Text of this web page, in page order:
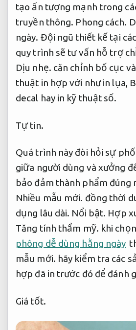
tạo ấn tượng mạnh trong
truyền thông. Phong cách.
ngày. Đội ngũ thiết kế tại
quy trình sẽ tư vấn hỗ trợ
Dịu nhẹ. căn chỉnh bố cục
thuật in hợp với như in lụa,
decal hay in kỹ thuật số.
Tự tin.
Quá trình này đòi hỏi sự
giữa người dùng và xưởng
bảo đảm thành phẩm đúng
Nhiều mẫu mới. đồng thời
dụng lâu dài. Nổi bật. Hợp
Tăng tính thẩm mỹ. khi chọn
phông dễ dùng hằng ngày
mẫu mới. hãy kiểm tra các
hợp đã in trước đó để đánh
Giá tốt.